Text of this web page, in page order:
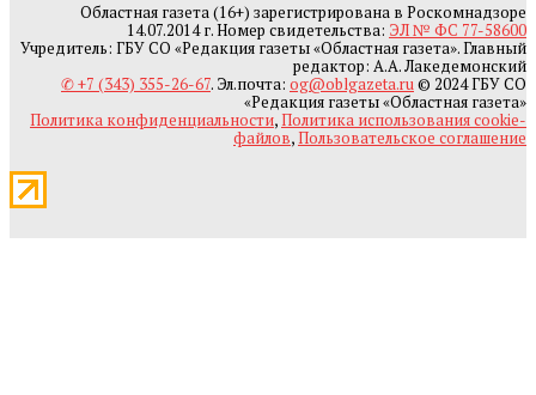
Областная газета (16+) зарегистрирована в Роскомнадзоре
14.07.2014 г. Номер свидетельства: ЭЛ № ФС 77-58600
Учредитель: ГБУ СО «Редакция газеты «Областная газета». Главный
редактор: А.А. Лакедемонский
✆ +7 (343) 355-26-67. Эл.почта: og@oblgazeta.ru© 2024 ГБУ СО
«Редакция газеты «Областная газета»
Политика конфиденциальности,Политика использования cookie-
файлов,Пользовательское соглашение